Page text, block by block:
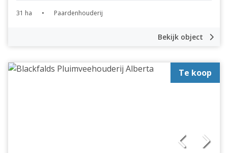
31 ha • Paardenhouderij
Bekijk object
Te koop